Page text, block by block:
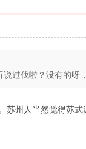
过伐啦？没有的呀
州人当然觉得苏